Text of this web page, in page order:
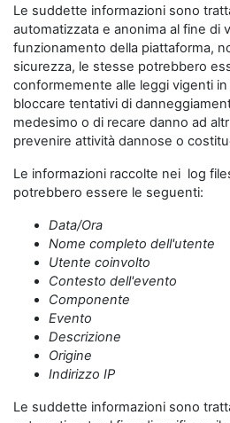
Le suddette informazioni sono
automatizzata e anonima al fine di
funzionamento della piattaforma,
sicurezza, le stesse potrebbero
conformemente alle leggi vigenti in
bloccare tentativi di
medesimo o di recare danno ad
prevenire attività dannose o
Le informazioni raccolte nei log
potrebbero essere le seguenti:
Data/Ora
Nome completo dell'utente
Utente coinvolto
Contesto dell'evento
Componente
Evento
Descrizione
Origine
Indirizzo IP
Le suddette informazioni sono